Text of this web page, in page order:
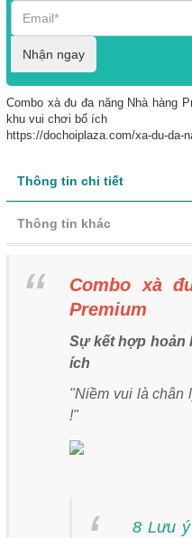
Nhận ngay
Combo xà đu đa năng Nhà hàng
khu vui chơi bổ ích
https://dochoiplaza.com/xa-du-da-
Thông tin chi tiết
Thông tin khác
Combo xà
Premium
Sự kết hợp hoản
ích
"Niềm vui là chân
!"
8 Lưu